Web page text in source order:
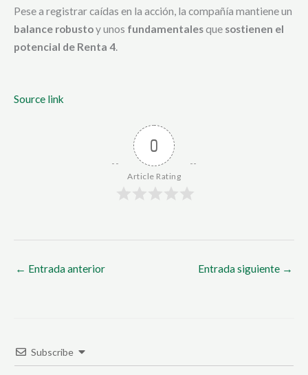
Pese a registrar caídas en la acción, la compañía mantiene un
balance robustoy unos fundamentalesque sostienen el
potencial de Renta 4.
Source link
0
Article Rating
← Entrada anterior Entrada siguiente →
Subscribe